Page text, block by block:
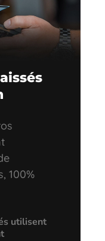
100%
utilisent